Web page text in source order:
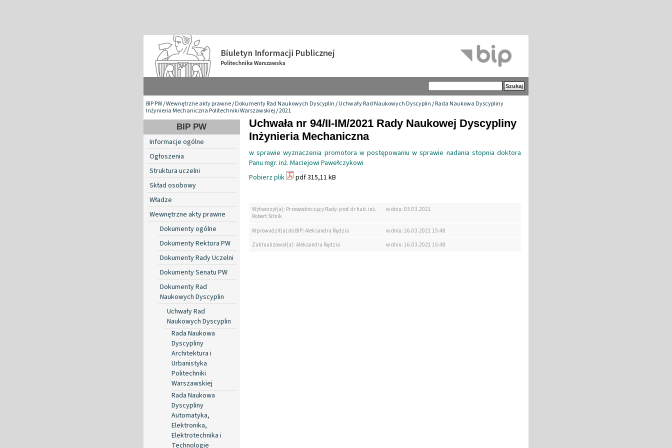
BIP PW/Wewnętrzne akty prawne/Dokumenty Rad Naukowych Dyscyplin/Uchwały Rad Naukowych Dyscyplin/Rada Naukowa Dyscypliny
Inżynieria Mechaniczna Politechniki Warszawskiej/2021
BIP PW
Informacje ogólne
Ogłoszenia
Struktura uczelni
Skład osobowy
Władze
Wewnętrzne akty prawne
Dokumenty ogólne
Dokumenty Rektora PW
Dokumenty Rady Uczelni
Dokumenty Senatu PW
Dokumenty Rad
Naukowych Dyscyplin
Uchwały Rad
Naukowych Dyscyplin
Rada Naukowa
Dyscypliny
Architektura i
Urbanistyka
Politechniki
Warszawskiej
Rada Naukowa
Dyscypliny
Automatyka,
Elektronika,
Elektrotechnika i
Technologie
Uchwała nr 94/II-IM/2021 Rady Naukowej Dyscypliny
Inżynieria Mechaniczna
w sprawie wyznaczenia promotora w postępowaniu w sprawie nadania stopnia doktora
Panu mgr. inż. Maciejowi Pawełczykowi
Pobierz plik
pdf 315,11 kB
Wytworzył(a): Przewodniczący Rady- prof. dr hab. inż.
Robert Sitnik
w dniu: 03.03.2021
Wprowadził(a) do BIP: Aleksandra Rędzia
w dniu: 16.03.2021 15:48
Zaktualizował(a): Aleksandra Rędzia
w dniu: 16.03.2021 15:48